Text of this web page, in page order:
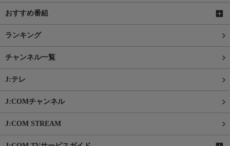
おすすめ番組
ランキング
チャンネル一覧
J:テレ
J:COMチャンネル
J:COM STREAM